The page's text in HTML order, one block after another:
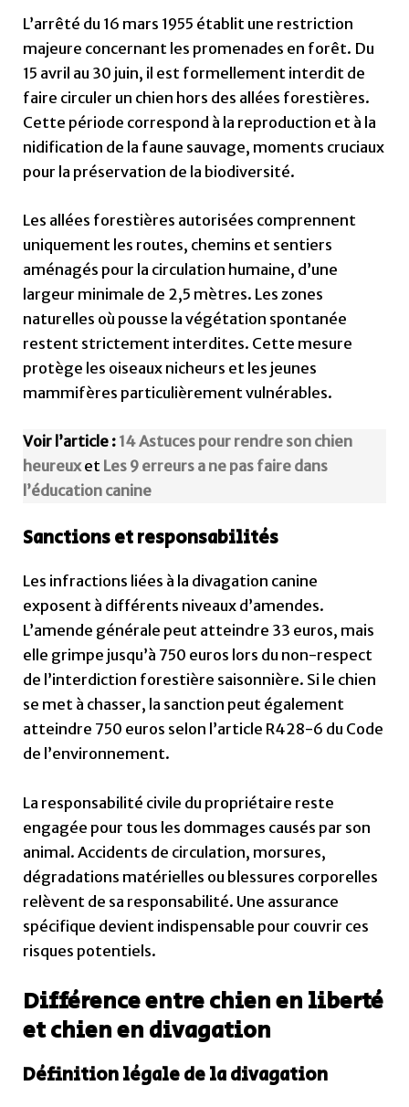
L’arrêté du 16 mars 1955 établit une restriction
majeure concernant les promenades en forêt. Du
15 avril au 30 juin, il est formellement interdit de
faire circuler un chien hors des allées forestières.
Cette période correspond à la reproduction et à la
nidification de la faune sauvage, moments cruciaux
pour la préservation de la biodiversité.
Les allées forestières autorisées comprennent
uniquement les routes, chemins et sentiers
aménagés pour la circulation humaine, d’une
largeur minimale de 2,5 mètres. Les zones
naturelles où pousse la végétation spontanée
restent strictement interdites. Cette mesure
protège les oiseaux nicheurs et les jeunes
mammifères particulièrement vulnérables.
Voir l’article : 14 Astuces pour rendre son chien
heureuxet Les 9 erreurs a ne pas faire dans
l’éducation canine
Sanctions et responsabilités
Les infractions liées à la divagation canine
exposent à différents niveaux d’amendes.
L’amende générale peut atteindre 33 euros, mais
elle grimpe jusqu’à 750 euros lors du non-respect
de l’interdiction forestière saisonnière. Si le chien
se met à chasser, la sanction peut également
atteindre 750 euros selon l’article R428-6 du Code
de l’environnement.
La responsabilité civile du propriétaire reste
engagée pour tous les dommages causés par son
animal. Accidents de circulation, morsures,
dégradations matérielles ou blessures corporelles
relèvent de sa responsabilité. Une assurance
spécifique devient indispensable pour couvrir ces
risques potentiels.
Différence entre chien en liberté
et chien en divagation
Définition légale de la divagation